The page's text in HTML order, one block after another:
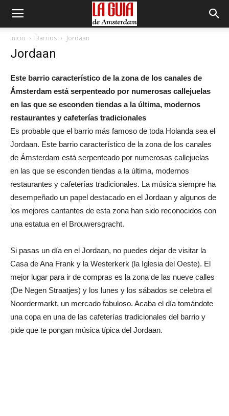
Inicio Barrios Jordaan
Jordaan
Este barrio característico de la zona de los canales de
Ámsterdam está serpenteado por numerosas callejuelas
en las que se esconden tiendas a la última, modernos
restaurantes y cafeterías tradicionales
Es probable que el barrio más famoso de toda Holanda sea el
Jordaan. Este barrio característico de la zona de los canales
de Ámsterdam está serpenteado por numerosas callejuelas
en las que se esconden tiendas a la última, modernos
restaurantes y cafeterías tradicionales. La música siempre ha
desempeñado un papel destacado en el Jordaan y algunos de
los mejores cantantes de esta zona han sido reconocidos con
una estatua en el Brouwersgracht.
Si pasas un día en el Jordaan, no puedes dejar de visitar la
Casa de Ana Frank y la Westerkerk (la Iglesia del Oeste). El
mejor lugar para ir de compras es la zona de las nueve calles
(De Negen Straatjes) y los lunes y los sábados se celebra el
Noordermarkt, un mercado fabuloso. Acaba el día tomándote
una copa en una de las cafeterías tradicionales del barrio y
pide que te pongan música típica del Jordaan.